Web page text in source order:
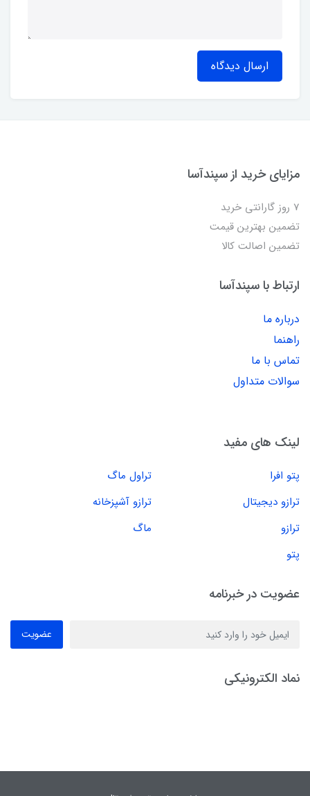
ارسال دیدگاه
مزایای خرید از سپندآسا
7 روز گارانتی خرید
تضمین بهترین قیمت
تضمین اصالت کالا
ارتباط با سپندآسا
درباره ما
راهنما
تماس با ما
سوالات متداول
لینک های مفید
پتو افرا
تراول ماگ
ترازو دیجیتال
ترازو آشپزخانه
ترازو
ماگ
پتو
عضویت در خبرنامه
عضویت
نماد الکترونیکی